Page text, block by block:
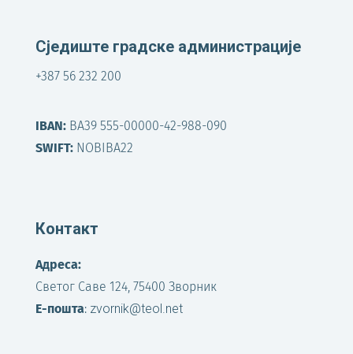
Сједиште градске администрације
+387 56 232 200
IBAN:BA39 555-00000-42-988-090
SWIFT:NOBIBA22
Контакт
Адреса:
Светог Саве 124, 75400 Зворник
Е-пошта: zvornik@teol.net